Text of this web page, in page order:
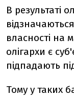
В результаті
власності на
олігархи є
підпадають
Тому у таких